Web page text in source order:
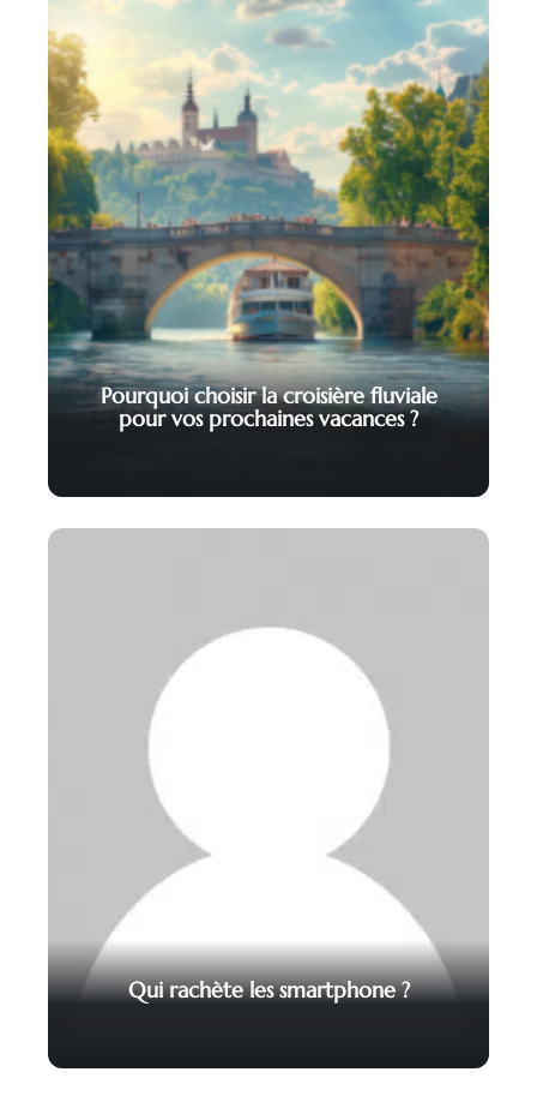
Pourquoi choisir la croisière fluviale
pour vos prochaines vacances ?
Qui rachète les smartphone ?